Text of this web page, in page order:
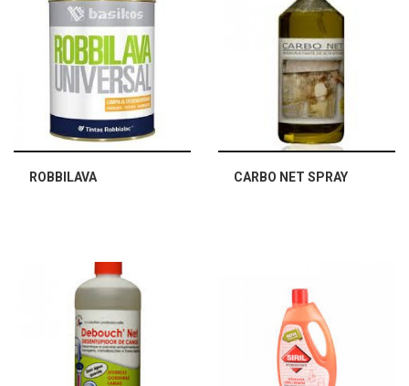
ROBBILAVA CARBO NET SPRAY